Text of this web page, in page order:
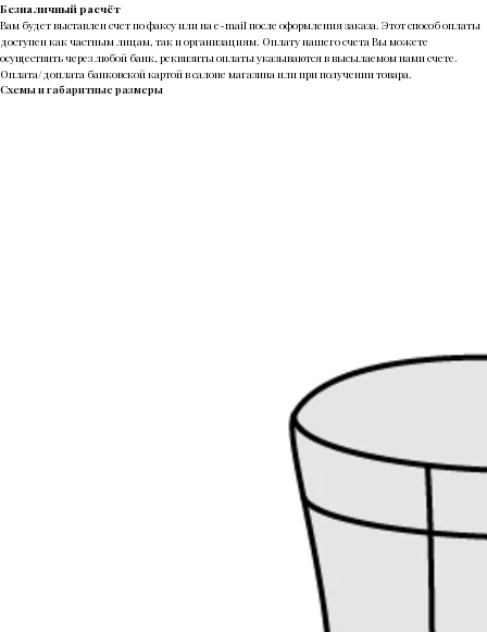
Безналичный расчёт
Вам будет выставлен счет по факсу или на e-mail после оформления заказа. Этот способ оплаты
доступен как частным лицам, так и организациям. Оплату нашего счета Вы можете
осуществить через любой банк, реквизиты оплаты указываются в высылаемом нами счете.
Оплата/доплата банковской картой в салоне магазина или при получении товара.
Схемы и габаритные размеры